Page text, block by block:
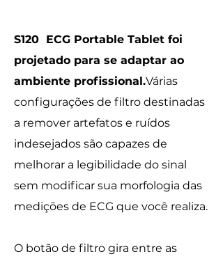
S120 ECG Portable Tablet foi
projetado para se adaptar ao
ambiente profissional.Várias
configurações de filtro destinadas
a remover artefatos e ruídos
indesejados são capazes de
melhorar a legibilidade do sinal
sem modificar sua morfologia das
medições de ECG que você realiza.
O botão de filtro gira entre as